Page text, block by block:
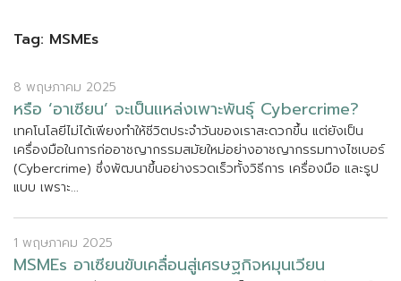
Tag: MSMEs
8 พฤษภาคม 2025
หรอ ‘อาเซยน’ จะเปนแหลงเพาะพนธ Cybercrime?
เทคโนโลยไมไดเพยงทใหชวตประจวนของเราสะดวกขน แตยงเปน
เครองมอในการกออาชญากรรมสมยใหมอยางอาชญากรรมทางไซเบอร
(Cybercrime) ซงพฒนาขนอยางรวดเรวทงวธการ เครองมอ และรป
แบบ เพราะ...
1 พฤษภาคม 2025
MSMEs อาเซยนขบเคลอนสเศรษฐกจหมนเวยน